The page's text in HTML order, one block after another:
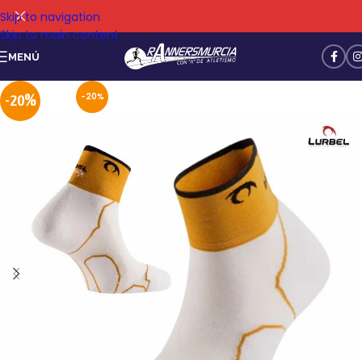
Skip to navigation
Skip to main content
MENÚ
-20%
-20%